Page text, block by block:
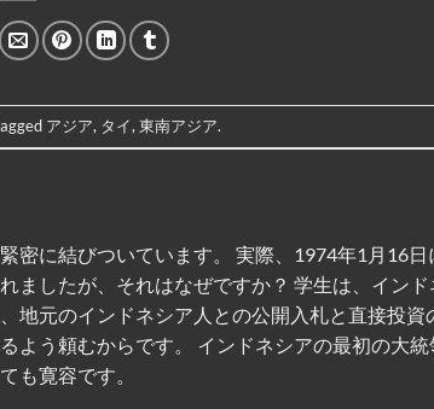
アジア, タイ,東南アジア.
密に結びついています。 実際、1974年1月16日
ましたが、それはなぜですか？ 学生は、イン
地元のインドネシア人との公開入札と直接投資
よう頼むからです。 インドネシアの最初の大統
も寛容です。